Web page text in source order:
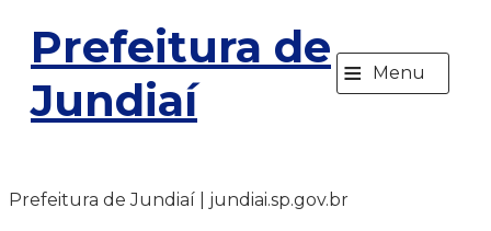
Prefeitura de
Jundiaí
≡ Menu
Prefeitura de Jundiaí | jundiai.sp.gov.br